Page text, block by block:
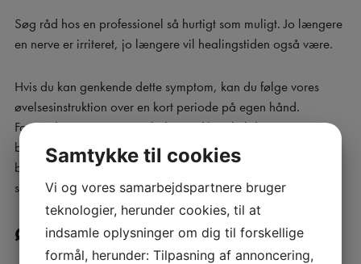
Søg råd hos en professionel så hurtigt som muligt. Jo længere
en nerve er irriteret, jo længere vil healingstiden også være.
Hvis du kan genkende dette symptom, kan du følge vores
øvelsesinstruktion over en kort periode på egen hånd.
Forsvinder smerterne og ubehaget ikke, skal du søge
behandling og instruktion i øvelserne hos en professionel
behandler eller evt. gå til egen læge for at få udredt dit
symptom.
Øvelser ved føleforstyrrelser
Samtykke til cookies
Vi og vores samarbejdspartnere bruger
teknologier, herunder cookies, til at
indsamle oplysninger om dig til forskellige
formål, herunder: Tilpasning af annoncering,